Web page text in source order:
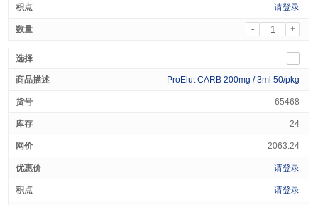
请登录
- +
ProElut CARB 200mg / 3ml 50/pkg
65468
24
2063.24
请登录
请登录